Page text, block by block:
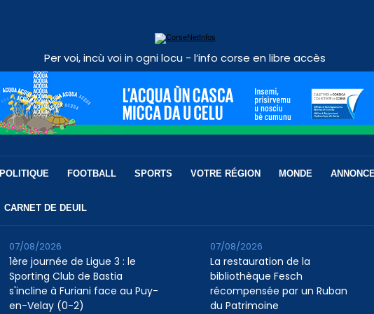
Per voi, incù voi in ogni locu - l’info corse en libre accès
POLITIQUE FOOTBALL SPORTS VOTRE RÉGION MONDE
CARNET DE DEUIL
1ère journée de Ligue 3 : le
Sporting Club de Bastia
s'incline à Furiani face au Puy-
en-Velay (0-2)
07/08/2026
La restauration de la
bibliothèque Fesch
récompensée par un Ruban
du Patrimoine
07/08/2026